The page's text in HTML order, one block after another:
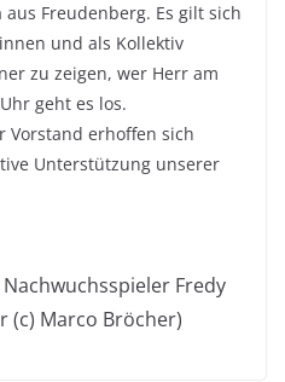
Freudenberg. Es gilt sich
und als Kollektiv
zu zeigen, wer Herr am
geht es los.
Vorstand erhoffen sich
Unterstützung unserer
Fredy
(c) Marco Bröcher)